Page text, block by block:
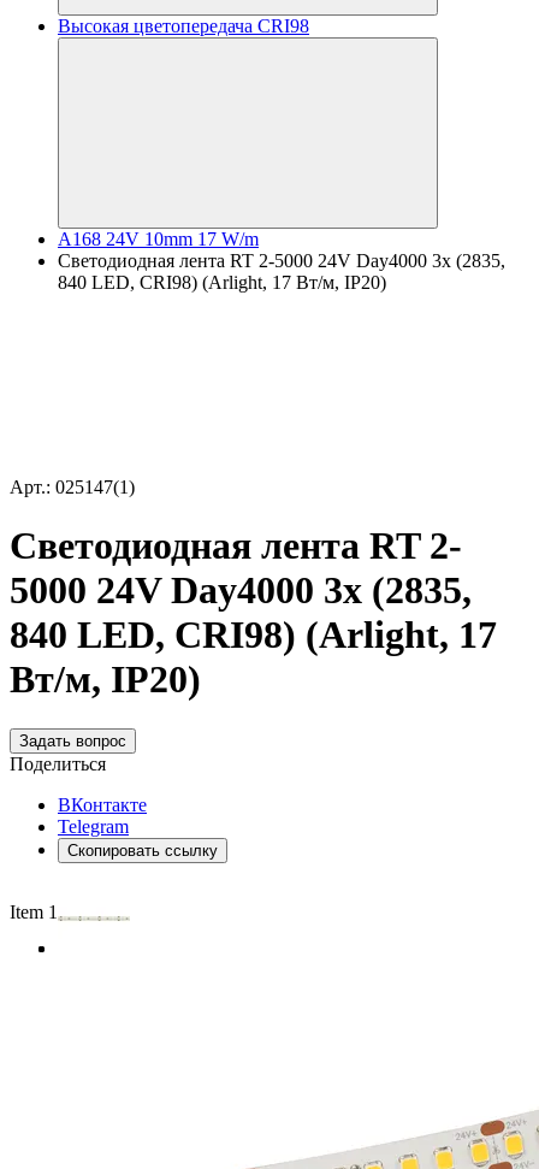
Высокая цветопередача CRI98
A168 24V 10mm 17 W/m
Светодиодная лента RT 2-5000 24V Day4000 3x (2835,
840 LED, CRI98) (Arlight, 17 Вт/м, IP20)
Арт.: 025147(1)
Светодиодная лента RT 2-
5000 24V Day4000 3x (2835,
840 LED, CRI98) (Arlight, 17
Вт/м, IP20)
Задать вопрос
Поделиться
ВКонтакте
Telegram
Скопировать ссылку
Item 1 of 3